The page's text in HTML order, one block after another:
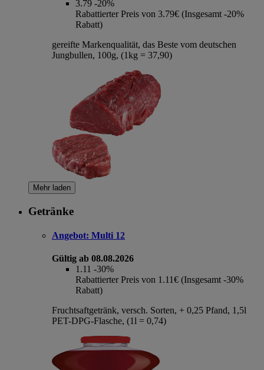
3.79 -20%
Rabattierter Preis von 3.79€ (Insgesamt -20%
Rabatt)
gereifte Markenqualität, das Beste vom deutschen
Jungbullen, 100g, (1kg = 37,90)
Mehr laden
Getränke
Angebot: Multi 12
Gültig ab 08.08.2026
1.11 -30%
Rabattierter Preis von 1.11€ (Insgesamt -30%
Rabatt)
Fruchtsaftgetränk, versch. Sorten, + 0,25 Pfand, 1,5l
PET-DPG-Flasche, (1l = 0,74)